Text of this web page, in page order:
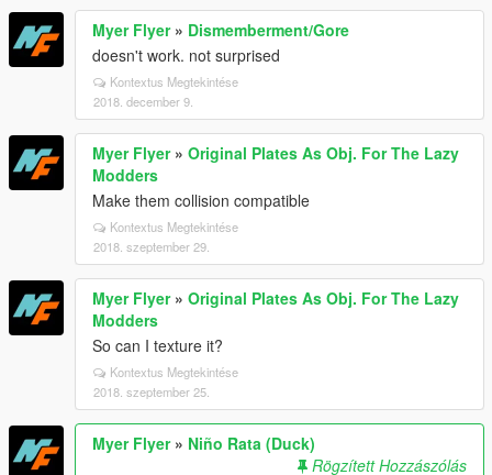
Myer Flyer» Dismemberment/Gore
doesn't work. not surprised
Kontextus Megtekintése
2018. december 9.
Myer Flyer» Original Plates As Obj. For The Lazy
Modders
Make them collision compatible
Kontextus Megtekintése
2018. szeptember 29.
Myer Flyer» Original Plates As Obj. For The Lazy
Modders
So can I texture it?
Kontextus Megtekintése
2018. szeptember 25.
Myer Flyer» Niño Rata (Duck)
Rögzített Hozzászólás